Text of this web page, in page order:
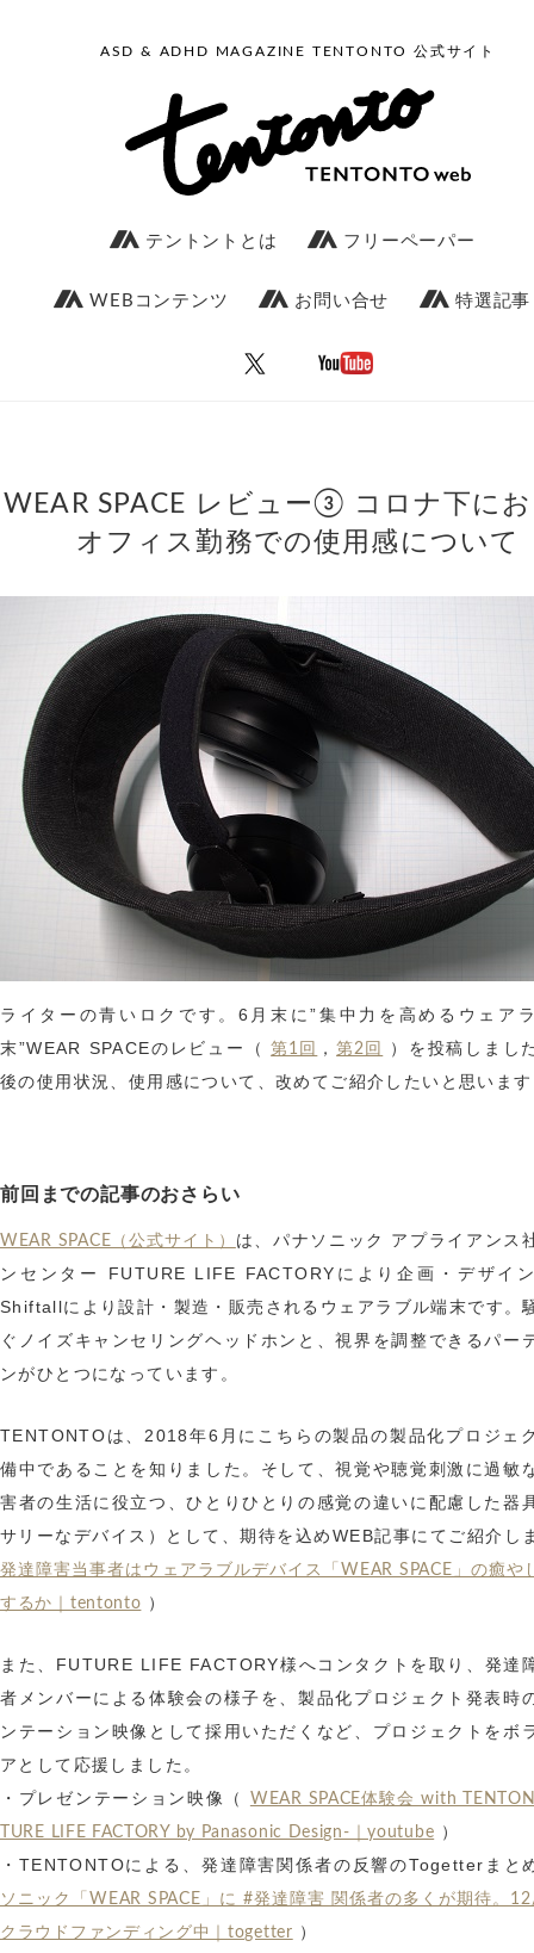
ASD & ADHD MAGAZINE TENTONTO 公式サイト
テントントとは フリーペーパー
WEBコンテンツ お問い合せ 特選記事
WEAR SPACE レビュー③ コロナ下に
オフィス勤務での使用感について
ライターの青いロクです。6月末に”集中力を高めるウェア
末”WEAR SPACEのレビュー（第1回 ，第2回
）を投稿しまし
後の使用状況、使用感について、改めてご紹介したいと思いま
前回までの記事のおさらい
WEAR SPACE（公式サイト） は、パナソニック アプライアンス
ンセンター FUTURE LIFE FACTORYにより企画・デザイ
Shiftallにより設計・製造・販売されるウェアラブル端末です。
ぐノイズキャンセリングヘッドホンと、視界を調整できるパー
ンがひとつになっています。
TENTONTOは、2018年6月にこちらの製品の製品化プロジェ
備中であることを知りました。そして、視覚や聴覚刺激に過敏
害者の生活に役立つ、ひとりひとりの感覚の違いに配慮した器
サリーなデバイス）として、期待を込めWEB記事にてご紹介し
発達障害当事者はウェアラブルデバイス「WEAR SPACE」の癒や
するか｜tentonto ）
また、FUTURE LIFE FACTORY様へコンタクトを取り、発達
者メンバーによる体験会の様子を、製品化プロジェクト発表時
ンテーション映像として採用いただくなど、プロジェクトをボ
アとして応援しました。
・プレゼンテーション映像（ WEAR SPACE体験会 with
TURE LIFE FACTORY by Panasonic Design-｜youtube ）
・TENTONTOによる、発達障害関係者の反響のTogetterまと
ソニック「WEAR SPACE」に #発達障害 関係者の多くが期待。
クラウドファンディング中｜togetter ）